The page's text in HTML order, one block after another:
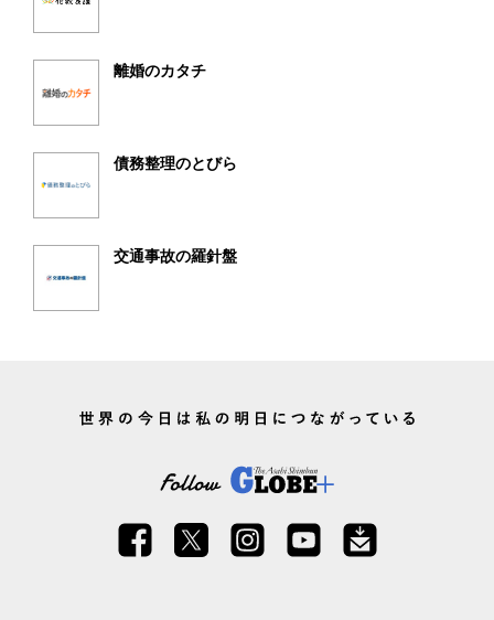
離婚のカタチ
債務整理のとびら
交通事故の羅針盤